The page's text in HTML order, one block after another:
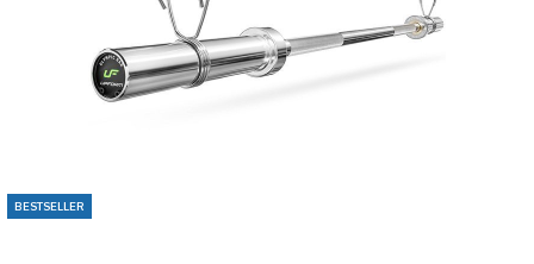
BESTSELLER